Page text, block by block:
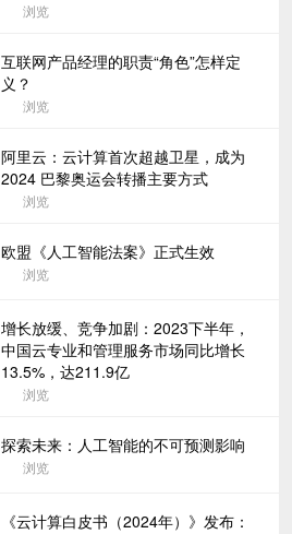
浏览
互联网产品经理的职责“角色”怎样定
义？
浏览
阿里云：云计算首次超越卫星，成为
2024 巴黎奥运会转播主要方式
浏览
欧盟《人工智能法案》正式生效
浏览
增长放缓、竞争加剧：2023下半年，
中国云专业和管理服务市场同比增长
13.5%，达211.9亿
浏览
探索未来：人工智能的不可预测影响
浏览
《云计算白皮书（2024年）》发布：